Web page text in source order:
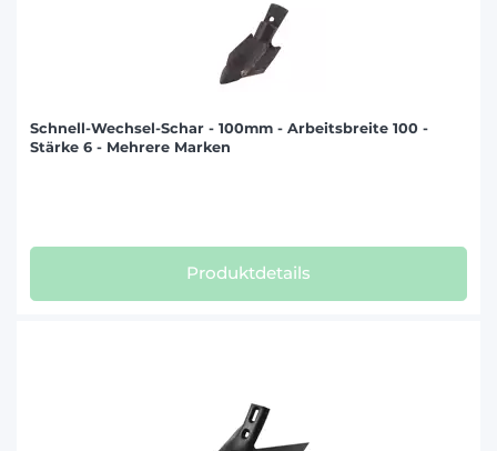
Schnell-Wechsel-Schar - 100mm - Arbeitsbreite 100 -
Stärke 6 - Mehrere Marken
Produktdetails